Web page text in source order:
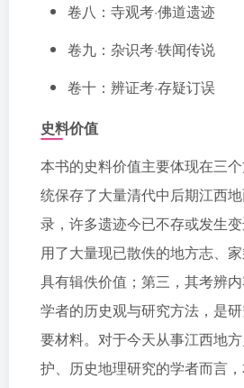
卷八：寺观考·佛道遗迹
卷九：杂识考·轶闻传说
卷十：辨证考·存疑订误
史料价值
本书的史料价值主要体现在三
统保存了大量清代中后期江西
录，许多遗迹今已不存或发生
用了大量现已散佚的地方志、
具有辑佚价值；第三，其考辨
学者的历史观与研究方法，是
要材料。对于今天从事江西地
护、历史地理研究的学者而言